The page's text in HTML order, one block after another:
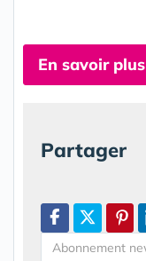
En savoir plus
Partager